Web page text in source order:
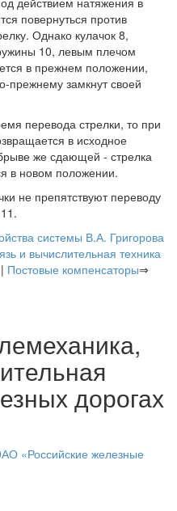
повернуться против
Однако кулачок 8,
10, левым плечом
в прежнем положении,
прежнему замкнут своей
перевода стрелки, то при
в исходное
же сдающей - стрелка
в новом положении.
не препятствуют переводу
системы В.А. Григорова
и вычислительная техника
| Постовые компенсаторы⇒
дорогах
«Российские железные